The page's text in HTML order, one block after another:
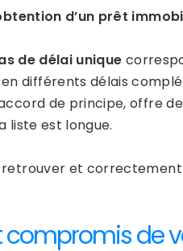
d’un prêt
de délai unique
différents délais
de principe, offre
liste est longue.
retrouver et
compromis de